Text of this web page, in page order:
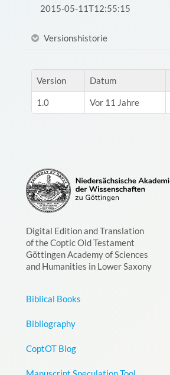
2015-05-11T12:55:15
Versionshistorie
Version Datum
1.0 Vor 11 Jahre
Digital Edition and Translation
of the Coptic Old Testament
Göttingen Academy of Sciences
and Humanities in Lower Saxony
Biblical Books
Bibliography
CoptOT Blog